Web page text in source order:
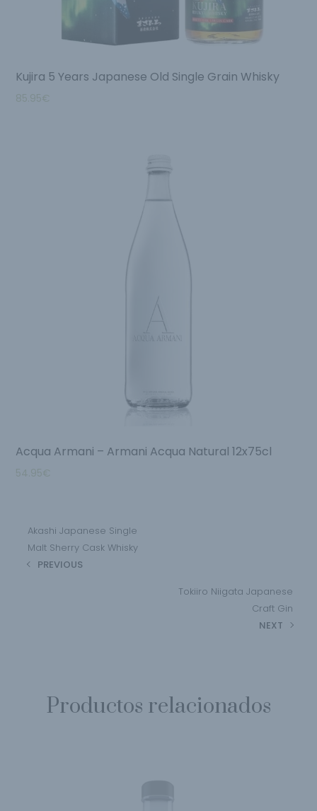
Kujira 5 Years Japanese Old Single Grain Whisky
85.95€
Acqua Armani – Armani Acqua Natural 12x75cl
54.95€
Akashi Japanese Single
Malt Sherry Cask Whisky
PREVIOUS
Tokiiro Niigata Japanese
Craft Gin
NEXT
Productos relacionados